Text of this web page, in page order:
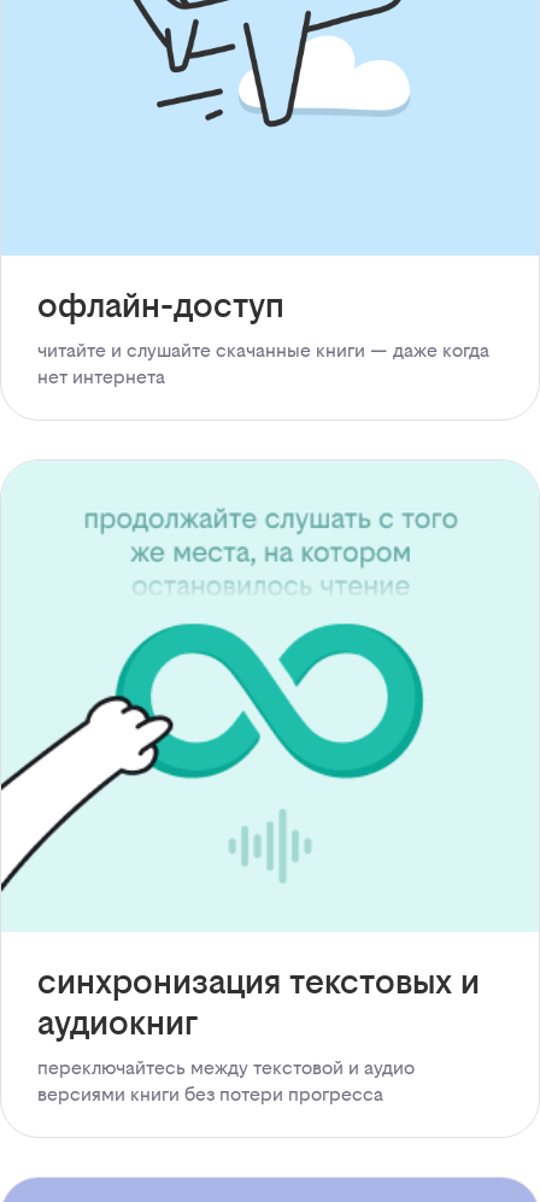
офлайн-доступ
читайте и слушайте скачанные книги — даже когда
нет интернета
синхронизация текстовых и
аудиокниг
переключайтесь между текстовой и аудио
версиями книги без потери прогресса